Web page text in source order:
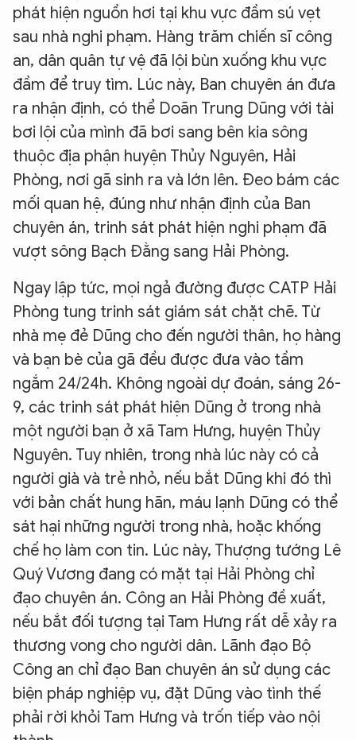
phát hiện nguồn hơi tại khu vực đầm sú vẹt
sau nhà nghi phạm. Hàng trăm chiến sĩ công
an, dân quân tự vệ đã lội bùn xuống khu vực
đầm để truy tìm. Lúc này, Ban chuyên án đưa
ra nhận định, có thể Doãn Trung Dũng với tài
bơi lội của mình đã bơi sang bên kia sông
thuộc địa phận huyện Thủy Nguyên, Hải
Phòng, nơi gã sinh ra và lớn lên. Đeo bám các
mối quan hệ, đúng như nhận định của Ban
chuyên án, trinh sát phát hiện nghi phạm đã
vượt sông Bạch Đằng sang Hải Phòng.
Ngay lập tức, mọi ngả đường được CATP Hải
Phòng tung trinh sát giám sát chặt chẽ. Từ
nhà mẹ đẻ Dũng cho đến người thân, họ hàng
và bạn bè của gã đều được đưa vào tầm
ngắm 24/24h. Không ngoài dự đoán, sáng 26-
9, các trinh sát phát hiện Dũng ở trong nhà
một người bạn ở xã Tam Hưng, huyện Thủy
Nguyên. Tuy nhiên, trong nhà lúc này có cả
người già và trẻ nhỏ, nếu bắt Dũng khi đó thì
với bản chất hung hãn, máu lạnh Dũng có thể
sát hại những người trong nhà, hoặc khống
chế họ làm con tin. Lúc này, Thượng tướng Lê
Quý Vương đang có mặt tại Hải Phòng chỉ
đạo chuyên án. Công an Hải Phòng đề xuất,
nếu bắt đối tượng tại Tam Hưng rất dễ xảy ra
thương vong cho người dân. Lãnh đạo Bộ
Công an chỉ đạo Ban chuyên án sử dụng các
biện pháp nghiệp vụ, đặt Dũng vào tình thế
phải rời khỏi Tam Hưng và trốn tiếp vào nội